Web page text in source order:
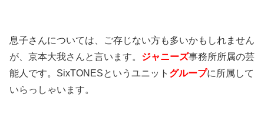
息子さんについては、ご存じない方も多いかもしれません
が、京本大我さんと言います。 ジャニーズ事務所所属の芸
能人です。 SixTONESというユニット グループに所属して
いらっしゃいます。